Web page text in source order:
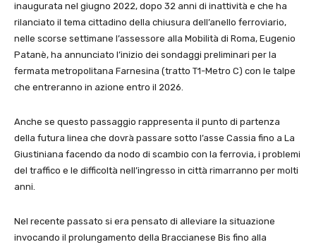
inaugurata nel giugno 2022, dopo 32 anni di inattività e che ha
rilanciato il tema cittadino della chiusura dell’anello ferroviario,
nelle scorse settimane l’assessore alla Mobilità di Roma, Eugenio
Patanè, ha annunciato l’inizio dei sondaggi preliminari per la
fermata metropolitana Farnesina (tratto T1-Metro C) con le talpe
che entreranno in azione entro il 2026.
Anche se questo passaggio rappresenta il punto di partenza
della futura linea che dovrà passare sotto l’asse Cassia fino a La
Giustiniana facendo da nodo di scambio con la ferrovia, i problemi
del traffico e le difficoltà nell’ingresso in città rimarranno per molti
anni.
Nel recente passato si era pensato di alleviare la situazione
invocando il prolungamento della Braccianese Bis fino alla